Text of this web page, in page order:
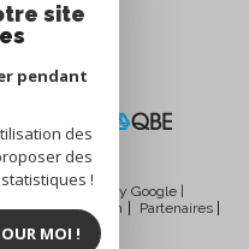
powered by Google |
légales Admin
Partenaires
Cookies
site
pendant
des
des
!
MOI !